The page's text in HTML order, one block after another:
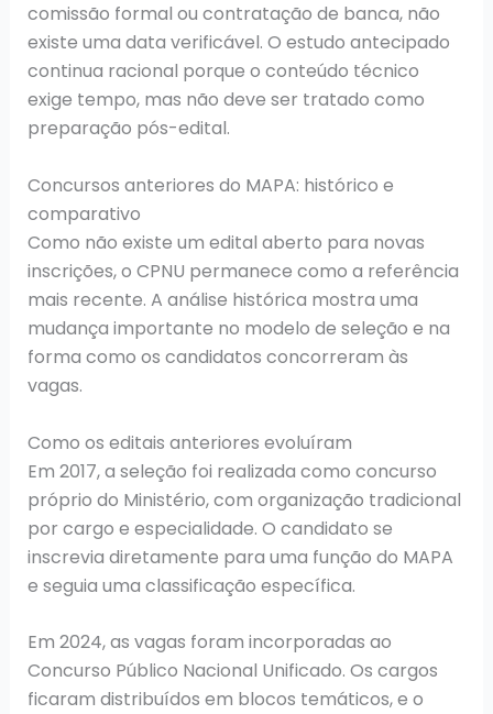
comissão formal ou contratação de banca, não
existe uma data verificável. O estudo antecipado
continua racional porque o conteúdo técnico
exige tempo, mas não deve ser tratado como
preparação pós-edital.
Concursos anteriores do MAPA: histórico e
comparativo
Como não existe um edital aberto para novas
inscrições, o CPNU permanece como a referência
mais recente. A análise histórica mostra uma
mudança importante no modelo de seleção e na
forma como os candidatos concorreram às
vagas.
Como os editais anteriores evoluíram
Em 2017, a seleção foi realizada como concurso
próprio do Ministério, com organização tradicional
por cargo e especialidade. O candidato se
inscrevia diretamente para uma função do MAPA
e seguia uma classificação específica.
Em 2024, as vagas foram incorporadas ao
Concurso Público Nacional Unificado. Os cargos
ficaram distribuídos em blocos temáticos, e o